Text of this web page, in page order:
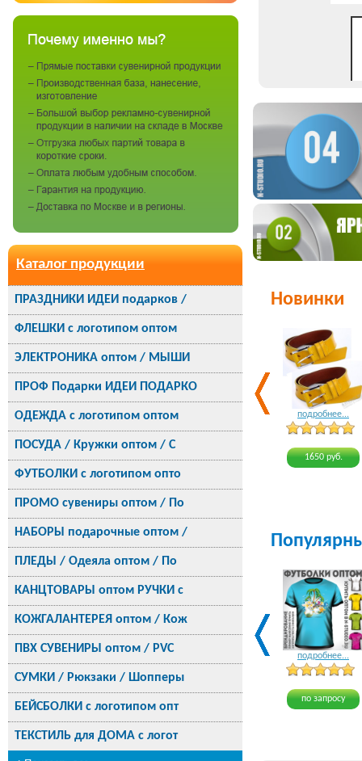
Каталог продукции
ПРАЗДНИКИ ИДЕИ подарков /
ФЛЕШКИ с логотипом оптом
ЭЛЕКТРОНИКА оптом / МЫШИ
ПРОФ Подарки ИДЕИ ПОДАРКО
ОДЕЖДА с логотипом оптом
ПОСУДА / Кружки оптом / С
ФУТБОЛКИ с логотипом опто
ПРОМО сувениры оптом / По
НАБОРЫ подарочные оптом /
ПЛЕДЫ / Одеяла оптом / По
КАНЦТОВАРЫ оптом РУЧКИ с
КОЖГАЛАНТЕРЕЯ оптом / Кож
ПВХ СУВЕНИРЫ оптом / PVC
СУМКИ / Рюкзаки / Шопперы
БЕЙСБОЛКИ с логотипом опт
ТЕКСТИЛЬ для ДОМА с логот
Новинки
подробнее...
1650 руб.
подробнее...
по запросу